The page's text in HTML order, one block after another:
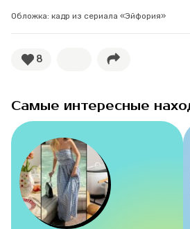
Обложка: кадр из сериала «Эйфория»
8
Самые интересные